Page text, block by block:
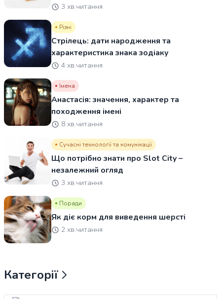
3 хв.читання
Різні
Стрілець: дати народження та
характеристика знака зодіаку
4 хв.читання
Імена
Анастасія: значення, характер та
походження імені
8 хв.читання
Сучасні технології та комунікації
Що потрібно знати про Slot City –
незалежний огляд
3 хв.читання
Поради
Як діє корм для виведення шерсті
2 хв.читання
Категорії